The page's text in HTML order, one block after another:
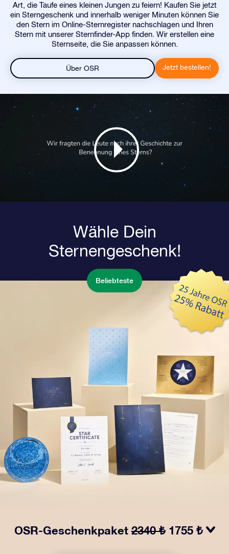
Art, die Taufe eines kleinen Jungen zu feiern! Kaufen Sie jetzt
ein Sterngeschenk und innerhalb weniger Minuten können Sie
den Stern im Online-Sternregister nachschlagen und Ihren
Stern mit unserer Sternfinder-App finden. Wir erstellen eine
Sternseite, die Sie anpassen können.
Über OSR Jetzt bestellen!
Wähle Dein
Sternengeschenk!
Beliebteste
OSR-Geschenkpaket2340 ₺ 1755 ₺